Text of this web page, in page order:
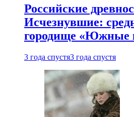
Российские
Исчезнувшие:
городище «Южные
3 года спустя3 года спустя